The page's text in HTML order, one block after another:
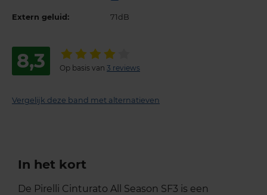
Extern geluid: 71dB
8,3 Op basis van 3 reviews
Vergelijk deze band met alternatieven
In het kort
De Pirelli Cinturato All Season SF3 is een